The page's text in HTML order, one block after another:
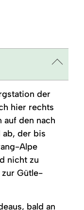
der
hier rechts
auf den nach
ab, der bis
Alpe
nicht zu
zur Gütle-
bald an